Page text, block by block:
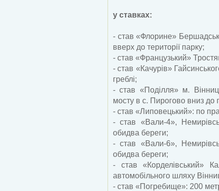
у ставках:
- став «Флорине»
вверх до території парку;
- став «Французький»
- став «Качурів»
греблі;
- став «Поділля» м.
мосту в с. Пирогово вниз до
- став «Липовецький»: по
- став «Вали-4»,
обидва береги;
- став «Вали-6»,
обидва береги;
- став «Корделівський»
автомобільного шляху
- став «Погребище»: 200